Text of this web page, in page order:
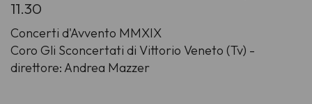
11.30
Concerti d'Avvento MMXIX
Coro Gli Sconcertati di Vittorio Veneto (Tv) -
direttore: Andrea Mazzer